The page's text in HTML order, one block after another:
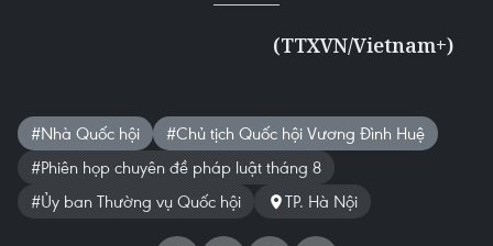
(TTXVN/Vietnam+)
#Nhà Quốc hội
#Chủ tịch Quốc hội Vương Đình Huệ
#Phiên họp chuyên đề pháp luật tháng 8
#Ủy ban Thường vụ Quốc hội
TP. Hà Nội